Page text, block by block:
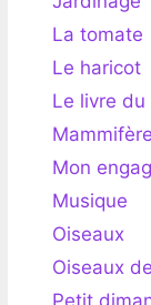
La tomate
Le haricot
Le livre du
Mon
Musique
Oiseaux
Oiseaux
Petit